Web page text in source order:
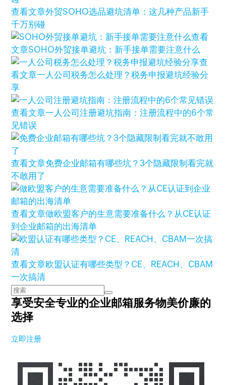
查看文章外贸SOHO选品避坑清单：这几种产品新手
千万别碰
查看
文章SOHO外贸接单避坑：新手接单需要注意什么
查
看文章一人公司税务怎么处理？税务申报避坑经验分
享
查看文章一人公司注册避坑指南：注册流程中的6个常
见错误
查看文章免费企业邮箱有哪些坑？3个隐藏限制看完就
不敢用了
查看文章做欧盟客户的生意需要准备什么？从CE认证
到企业邮箱的出海清单
查看文章欧盟认证有哪些类型？CE、REACH、CBAM
一次搞清
享受安全专业的企业邮箱服务物美价廉的
选择
立即注册